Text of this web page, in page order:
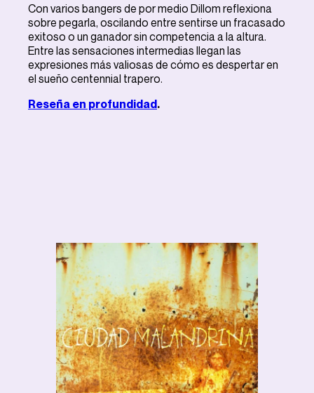
Con varios bangers de por medio Dillom reflexiona
sobre pegarla, oscilando entre sentirse un fracasado
exitoso o un ganador sin competencia a la altura.
Entre las sensaciones intermedias llegan las
expresiones más valiosas de cómo es despertar en
el sueño centennial trapero.
Reseña en profundidad.